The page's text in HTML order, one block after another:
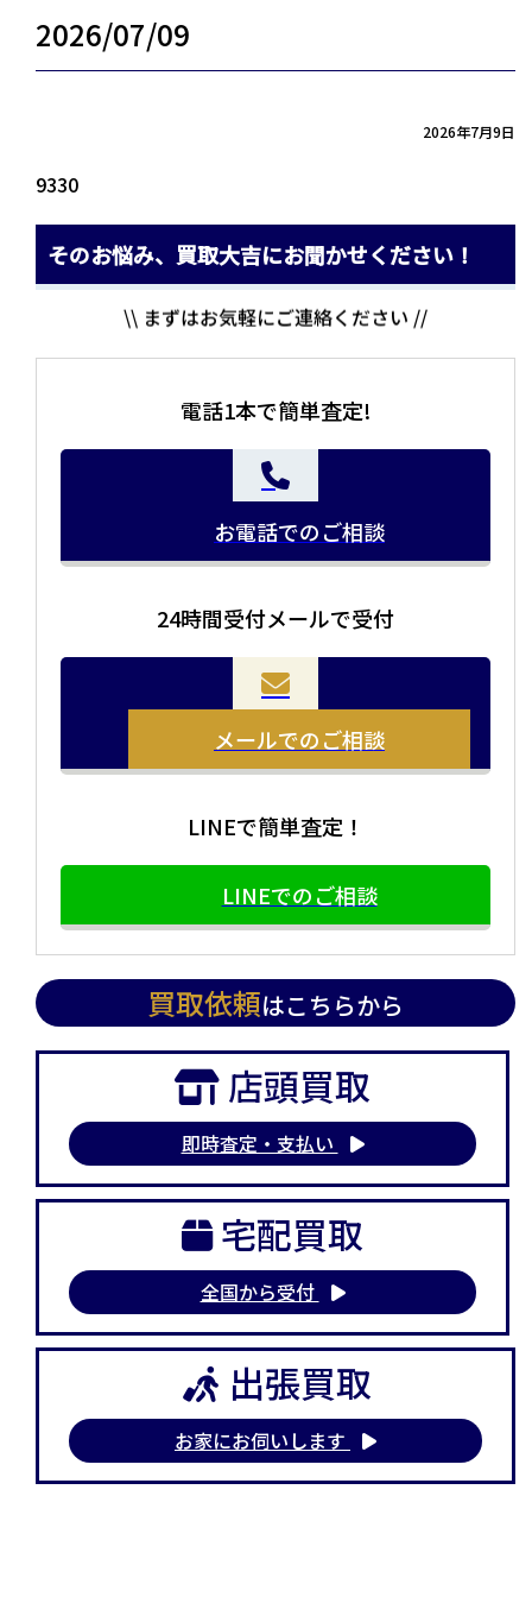
2026/07/09
2026年7月9日
9330
そのお悩み、買取大吉にお聞かせください！
\\ まずはお気軽にご連絡ください //
電話1本で簡単査定!
お電話でのご相談
24時間受付メールで受付
メールでのご相談
LINEで簡単査定！
LINEでのご相談
買取依頼はこちらから
店頭買取
即時査定・支払い
宅配買取
全国から受付
出張買取
お家にお伺いします